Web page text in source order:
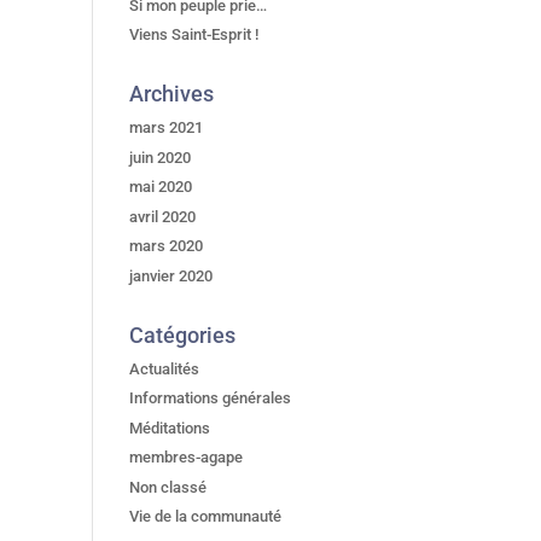
Si mon peuple prie…
Viens Saint-Esprit !
Archives
mars 2021
juin 2020
mai 2020
avril 2020
mars 2020
janvier 2020
Catégories
Actualités
Informations générales
Méditations
membres-agape
Non classé
Vie de la communauté